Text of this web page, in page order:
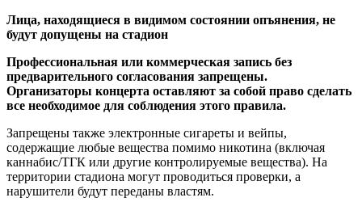
Лица, находящиеся в видимом состоянии опъянения, не
будут допущены на стадион
Профессиональная или коммерческая запись без
предварительного согласования запрещены.
Организаторы концерта оставляют за собой право сделать
все необходимое для соблюдения этого правила.
Запрещены также электронные сигареты и вейпы,
содержащие любые вещества помимо никотина (включая
каннабис/ТГК или другие контролируемые вещества). На
территории стадиона могут проводиться проверки, а
нарушители будут переданы властям.